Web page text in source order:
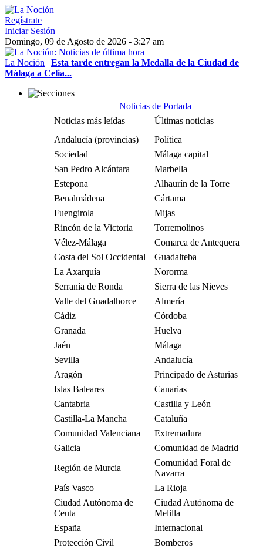
Regístrate
Iniciar Sesión
Domingo, 09 de Agosto de 2026 - 3:27 am
La Noción | Esta tarde entregan la Medalla de la Ciudad de
Málaga a Celia...
Noticias de Portada
Noticias más leídas
Últimas noticias
Andalucía (provincias)
Política
Sociedad
Málaga capital
San Pedro Alcántara
Marbella
Estepona
Alhaurín de la Torre
Benalmádena
Cártama
Fuengirola
Mijas
Rincón de la Victoria
Torremolinos
Vélez-Málaga
Comarca de Antequera
Costa del Sol Occidental
Guadalteba
La Axarquía
Nororma
Serranía de Ronda
Sierra de las Nieves
Valle del Guadalhorce
Almería
Cádiz
Córdoba
Granada
Huelva
Jaén
Málaga
Sevilla
Andalucía
Aragón
Principado de Asturias
Islas Baleares
Canarias
Cantabria
Castilla y León
Castilla-La Mancha
Cataluña
Comunidad Valenciana
Extremadura
Galicia
Comunidad de Madrid
Región de Murcia
Comunidad Foral de
Navarra
País Vasco
La Rioja
Ciudad Autónoma de
Ceuta
Ciudad Autónoma de
Melilla
España
Internacional
Protección Civil
Bomberos